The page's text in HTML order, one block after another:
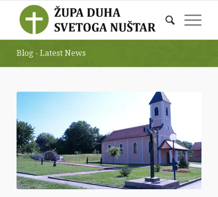
Blog - Latest News